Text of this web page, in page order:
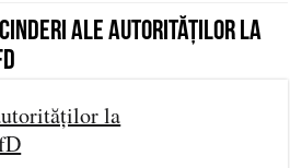
ale autorităților la
la